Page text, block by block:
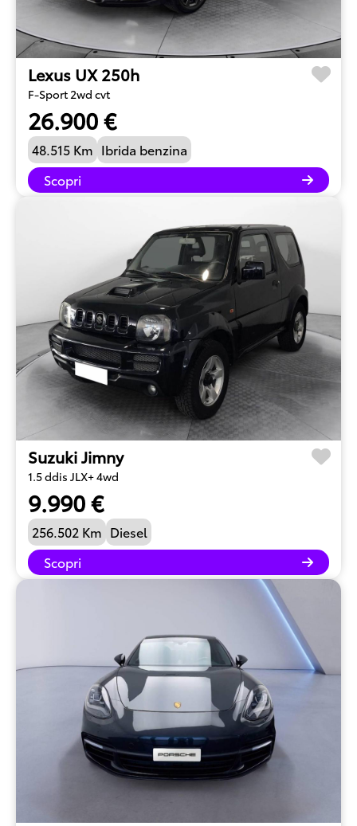
Lexus UX 250h
F-Sport 2wd cvt
26.900 €
48.515 Km Ibrida benzina
Scopri
Suzuki Jimny
1.5 ddis JLX+ 4wd
9.990 €
256.502 Km Diesel
Scopri